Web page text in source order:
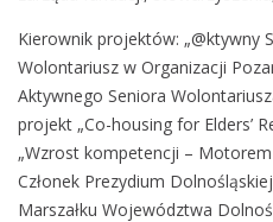
Kierownik projektów: „@ktywny
Wolontariusz w Organizacji
Aktywnego Seniora
projekt „Co-housing for Elders’
„Wzrost kompetencji –
Członek Prezydium
Marszałku Województwa